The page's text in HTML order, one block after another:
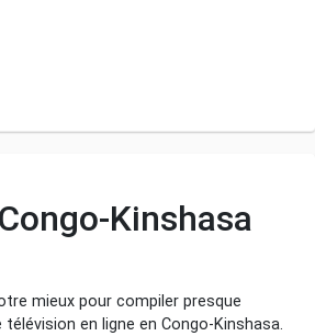
Kinshasa
mieux pour compiler presque
en ligne en Congo-Kinshasa.